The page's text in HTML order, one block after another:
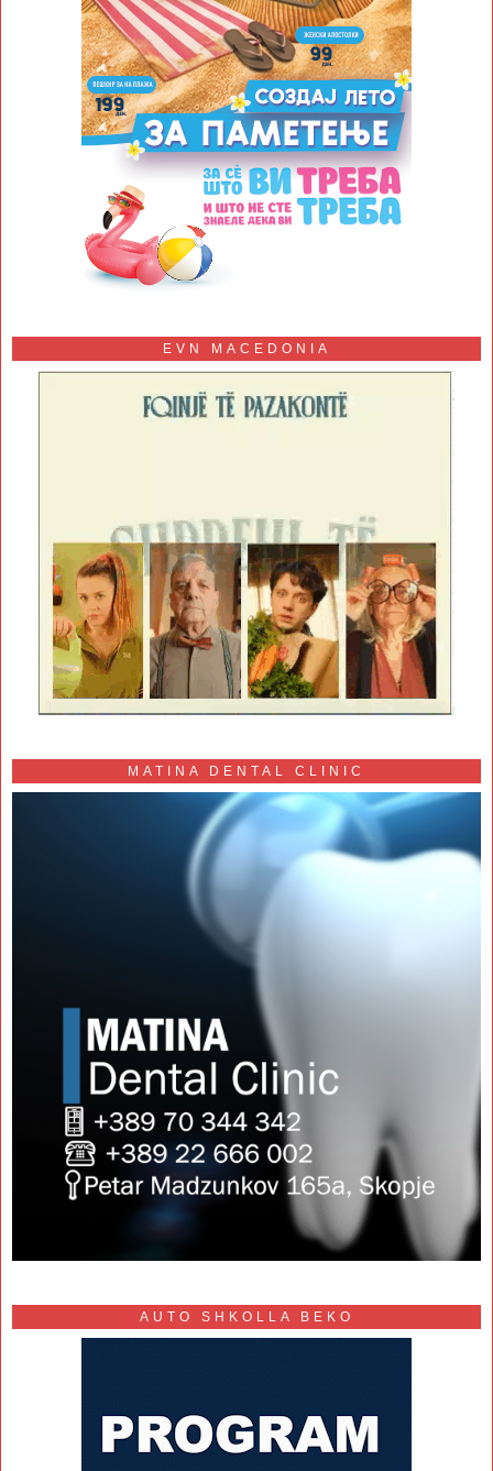
EVN MACEDONIA
MATINA DENTAL CLINIC
AUTO SHKOLLA BEKO